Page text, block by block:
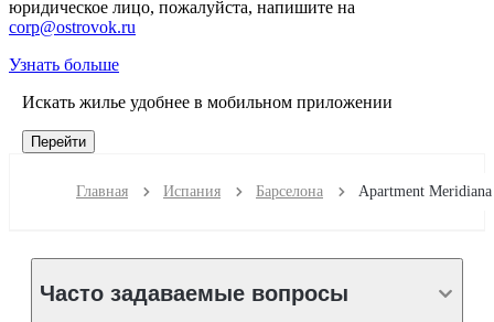
юридическое лицо, пожалуйста, напишите на
corp@ostrovok.ru
Узнать больше
Искать жилье удобнее в мобильном приложении
Перейти
Главная Испания Барселона Apartment Meridiana
Часто задаваемые вопросы